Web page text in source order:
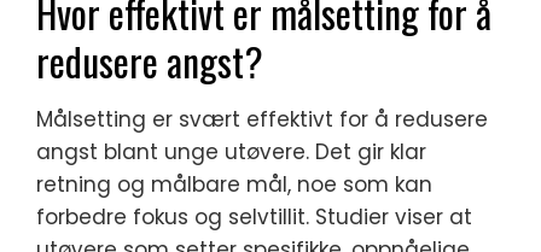
Hvor effektivt er målsetting for å
redusere angst?
Målsetting er svært effektivt for å redusere
angst blant unge utøvere. Det gir klar
retning og målbare mål, noe som kan
forbedre fokus og selvtillit. Studier viser at